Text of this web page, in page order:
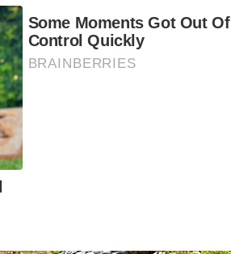
Some Moments Got Out Of
Control Quickly
BRAINBERRIES